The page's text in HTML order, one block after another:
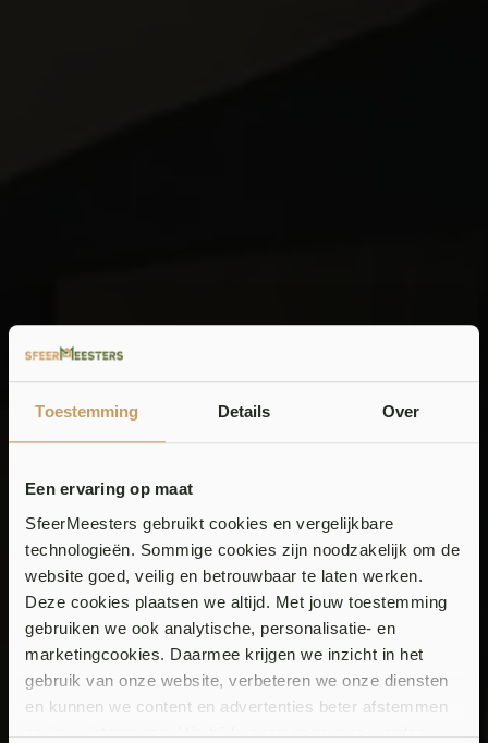
Toestemming Details Over
Een ervaring op maat
SfeerMeesters gebruikt cookies en vergelijkbare
technologieën. Sommige cookies zijn noodzakelijk om de
website goed, veilig en betrouwbaar te laten werken.
Deze cookies plaatsen we altijd. Met jouw toestemming
gebruiken we ook analytische, personalisatie- en
marketingcookies. Daarmee krijgen we inzicht in het
gebruik van onze website, verbeteren we onze diensten
en kunnen we content en advertenties beter afstemmen
op jouw interesses. Hierbij kunnen gegevens worden
Trap
bekleding/Trap
renovatie